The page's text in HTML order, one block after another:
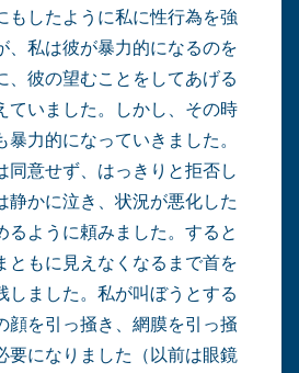
もしたように私に性行為を強
、私は彼が暴力的になるのを
、彼の望むことをしてあげる
ていました。しかし、その時
暴力的になっていきました。
同意せず、はっきりと拒否し
静かに泣き、状況が悪化した
るように頼みました。すると
ともに見えなくなるまで首を
しました。私が叫ぼうとする
顔を引っ掻き、網膜を引っ掻
要になりました（以前は眼鏡